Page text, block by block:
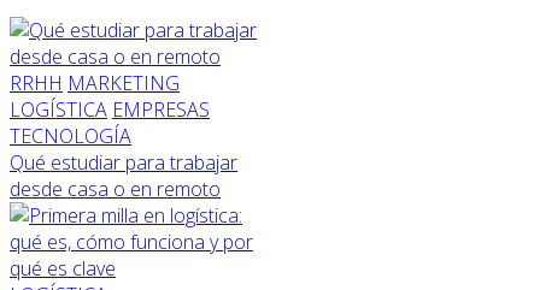
RRHH MARKETING
LOGÍSTICA EMPRESAS
TECNOLOGÍA
Qué estudiar para trabajar
desde casa o en remoto